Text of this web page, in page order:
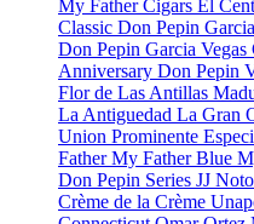
My Father Cigars El
Classic Don Pepin
Don Pepin Garcia Vegas
Anniversary Don Pepin
Flor de Las Antillas
La Antiguedad La Gran
Union Prominente
FatherMy Father Blue
Don Pepin Series JJ
Crème de la Crème